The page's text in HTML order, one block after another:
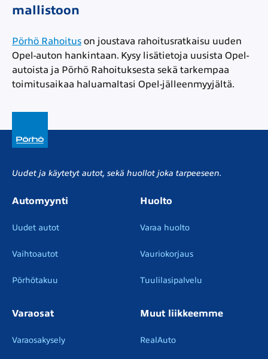
mallistoon
Pörhö Rahoitus on joustava rahoitusratkaisu uuden
Opel-auton hankintaan. Kysy lisätietoja uusista Opel-
autoista ja Pörhö Rahoituksesta sekä tarkempaa
toimitusaikaa haluamaltasi Opel-jälleenmyyjältä.
Uudet ja käytetyt autot, sekä huollot joka tarpeeseen.
Automyynti
Uudet autot
Vaihtoautot
Pörhötakuu
Huolto
Varaa huolto
Vauriokorjaus
Tuulilasipalvelu
Varaosat
Varaosakysely
Muut liikkeemme
RealAuto